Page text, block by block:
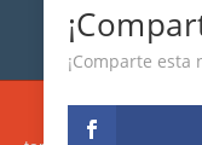
Esta web usa
¡Comparte esta